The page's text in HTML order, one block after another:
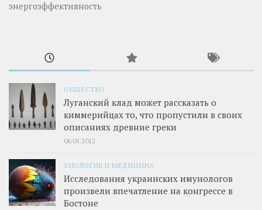
энергоэффективность
ОБЩЕСТВО
Луганский клад может рассказать о
киммерийцах то, что пропустили в своих
описаниях древние греки
06.01.2012
БИОЛОГИЯ И МЕДИЦИНА
Исследования украинских имунологов
произвели впечатление на конгрессе в
Бостоне